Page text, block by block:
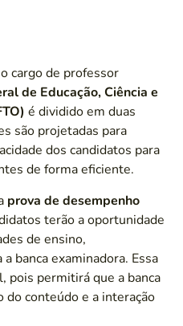
cargo de professor
de Educação, Ciência e
é dividido em duas
são projetadas para
dos candidatos para
de forma eficiente.
prova de desempenho
terão a oportunidade
de ensino,
banca examinadora. Essa
pois permitirá que a banca
do conteúdo e a interação